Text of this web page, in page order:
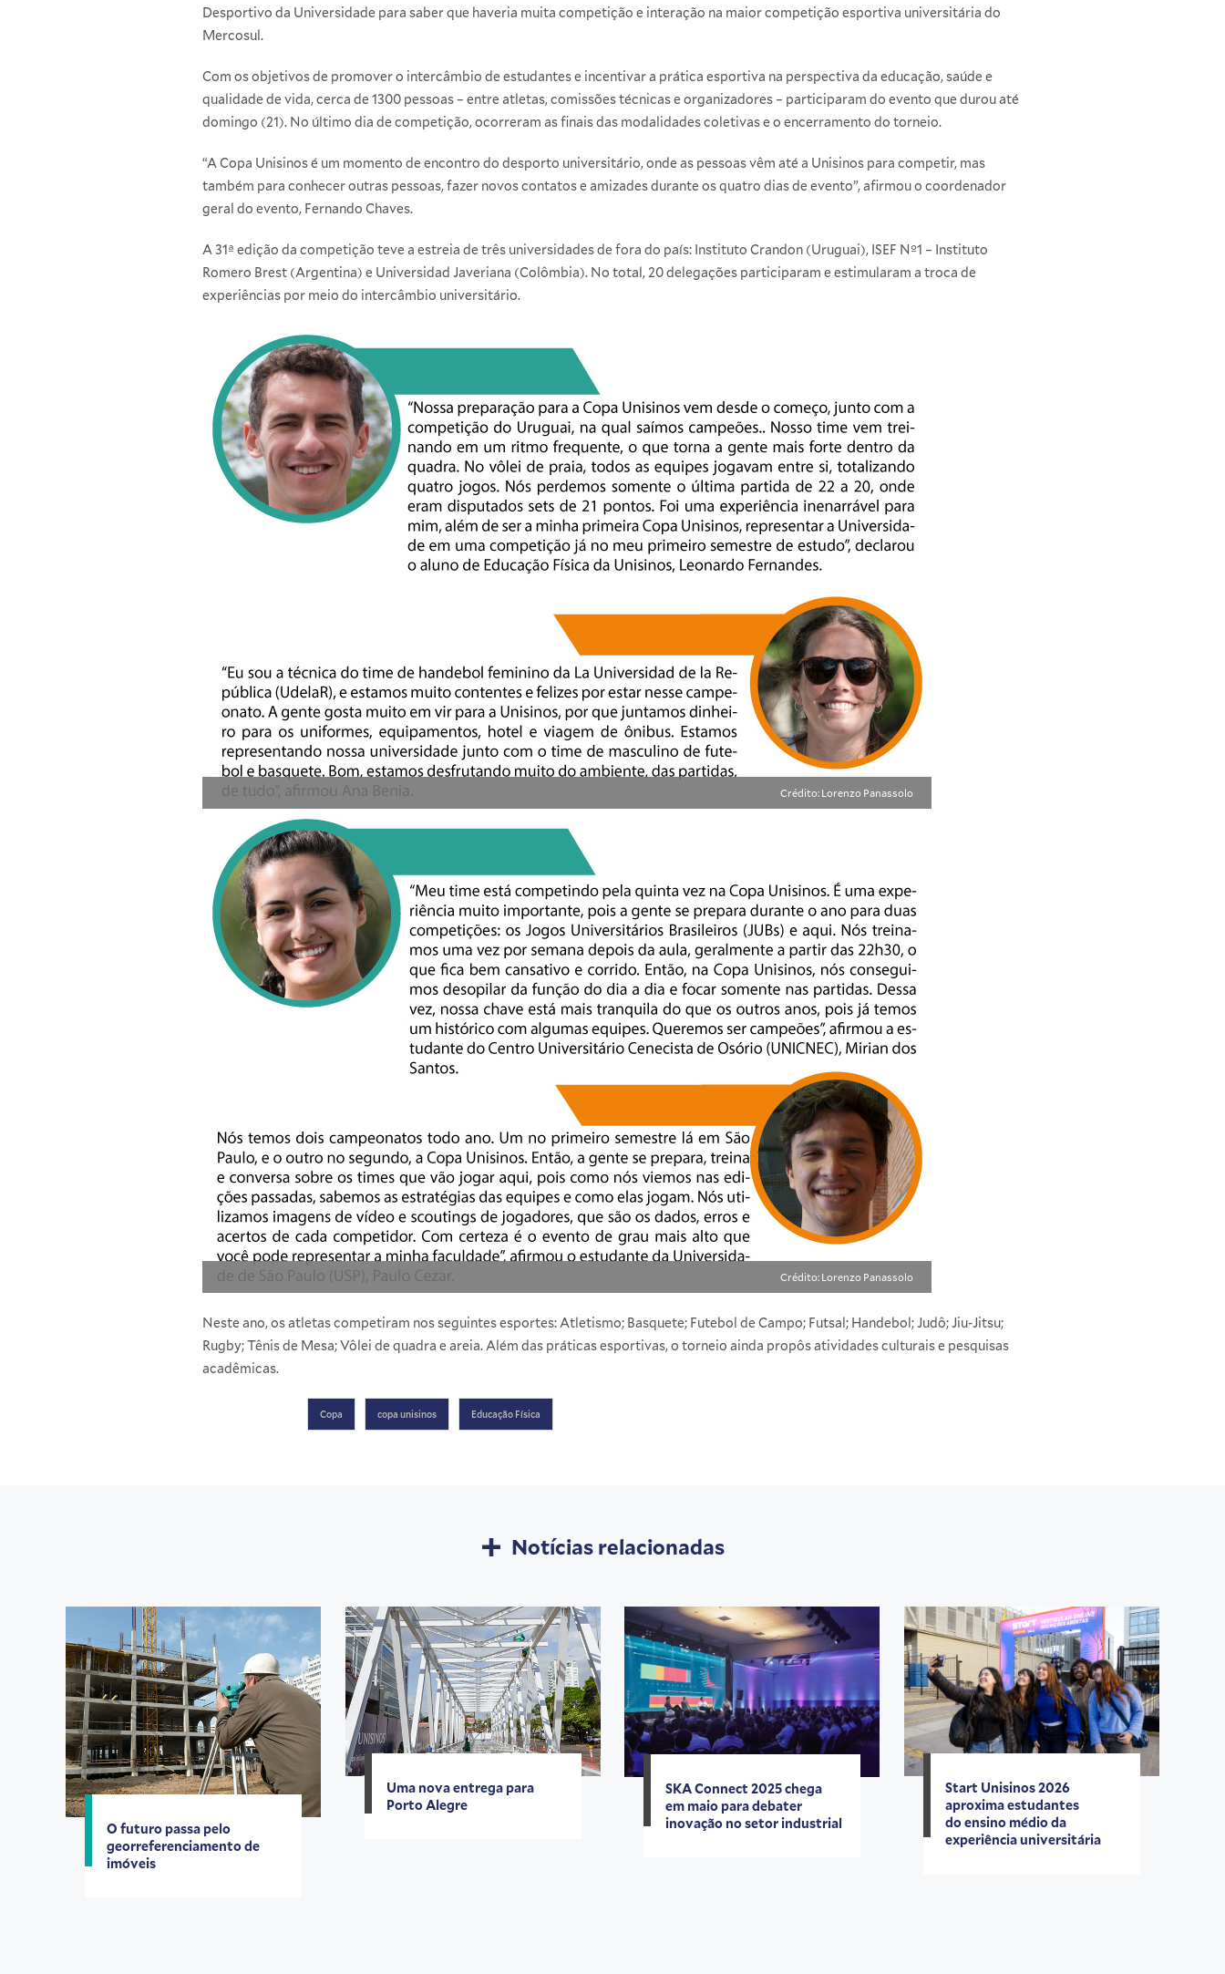
Desportivo da Universidade para saber que haveria muita competição e interação na maior competição esportiva universitária do
Mercosul.
Com os objetivos de promover o intercâmbio de estudantes e incentivar a prática esportiva na perspectiva da educação, saúde e
qualidade de vida, cerca de 1300 pessoas – entre atletas, comissões técnicas e organizadores – participaram do evento que durou até
domingo (21). No último dia de competição, ocorreram as finais das modalidades coletivas e o encerramento do torneio.
“A Copa Unisinos é um momento de encontro do desporto universitário, onde as pessoas vêm até a Unisinos para competir, mas
também para conhecer outras pessoas, fazer novos contatos e amizades durante os quatro dias de evento”, afirmou o coordenador
geral do evento, Fernando Chaves.
A 31ª edição da competição teve a estreia de três universidades de fora do país: Instituto Crandon (Uruguai), ISEF Nº1 – Instituto
Romero Brest (Argentina) e Universidad Javeriana (Colômbia). No total, 20 delegações participaram e estimularam a troca de
experiências por meio do intercâmbio universitário.
Crédito: Lorenzo Panassolo
Crédito: Lorenzo Panassolo
Neste ano, os atletas competiram nos seguintes esportes: Atletismo; Basquete; Futebol de Campo; Futsal; Handebol; Judô; Jiu-Jitsu;
Rugby; Tênis de Mesa; Vôlei de quadra e areia. Além das práticas esportivas, o torneio ainda propôs atividades culturais e pesquisas
acadêmicas.
Copa copa unisinos Educação Física
Notícias relacionadas
O futuro passa pelo
georreferenciamento de
imóveis
Uma nova entrega para
Porto Alegre
SKA Connect 2025 chega
em maio para debater
inovação no setor industrial
Start Unisinos 2026
aproxima estudantes
do ensino médio da
experiência universitária